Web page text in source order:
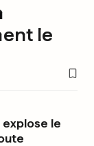
le
explose le